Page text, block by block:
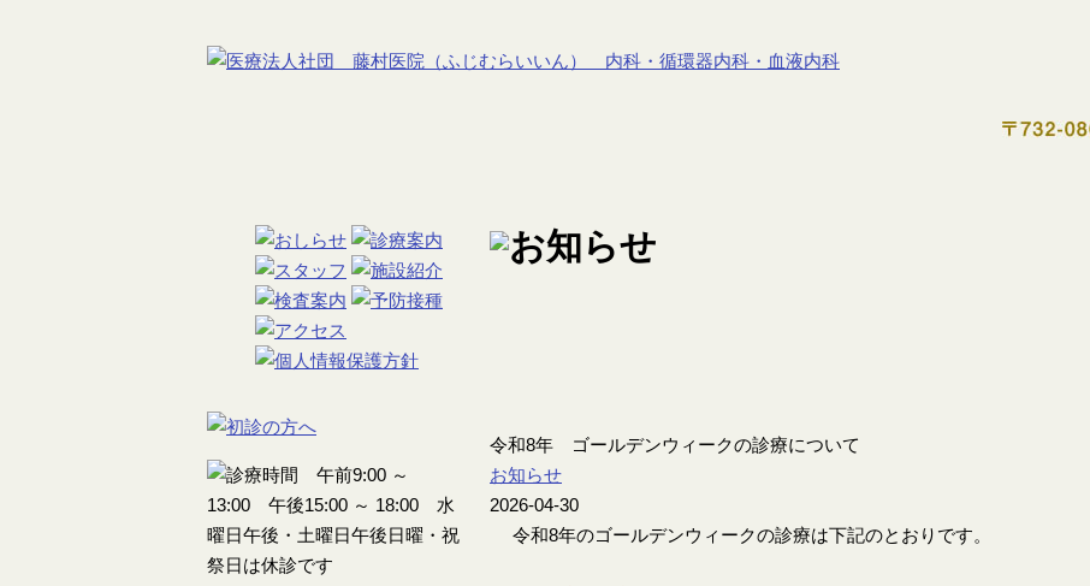
令和8年 ゴールデンウィークの診療について
お知らせ
2026-04-30
令和8年のゴールデンウィークの診療は下記のとおりです。